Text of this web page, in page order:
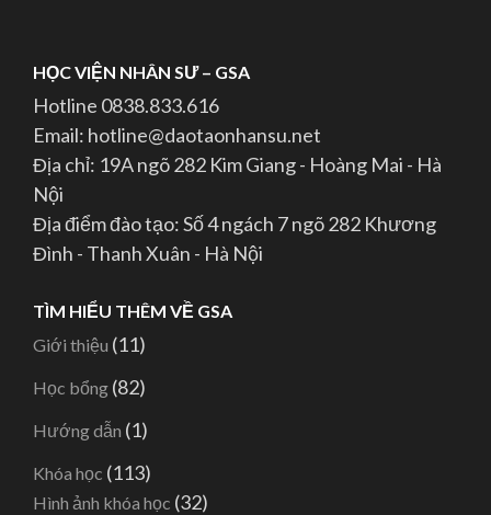
HỌC VIỆN NHÂN SƯ – GSA
Hotline 0838.833.616
Email: hotline@daotaonhansu.net
Địa chỉ: 19A ngõ 282 Kim Giang - Hoàng Mai - Hà
Nội
Địa điểm đào tạo: Số 4 ngách 7 ngõ 282 Khương
Đình - Thanh Xuân - Hà Nội
TÌM HIỂU THÊM VỀ GSA
Giới thiệu (11)
Học bổng (82)
Hướng dẫn (1)
Khóa học (113)
Hình ảnh khóa học (32)